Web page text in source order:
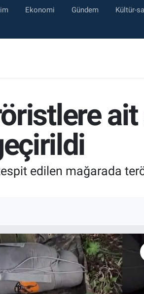
Ekonomi Gündem Kültür-
edilen mağarada